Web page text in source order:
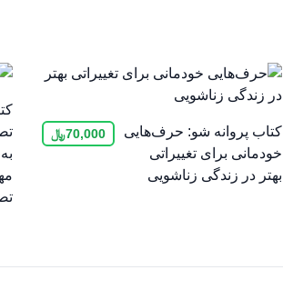
کتاب پروانه شو: حرف‌هایی
خودمانی برای تغییراتی
بهتر در زندگی زناشویی
70,000﷼